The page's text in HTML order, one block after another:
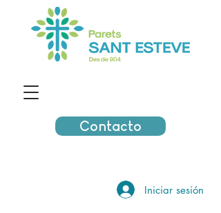
Iniciar sesión
Contacto